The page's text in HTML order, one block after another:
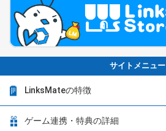
サイトメニュー
LinksMateの特徴
LinksMateの特徴
ゲーム連携・特典の詳細